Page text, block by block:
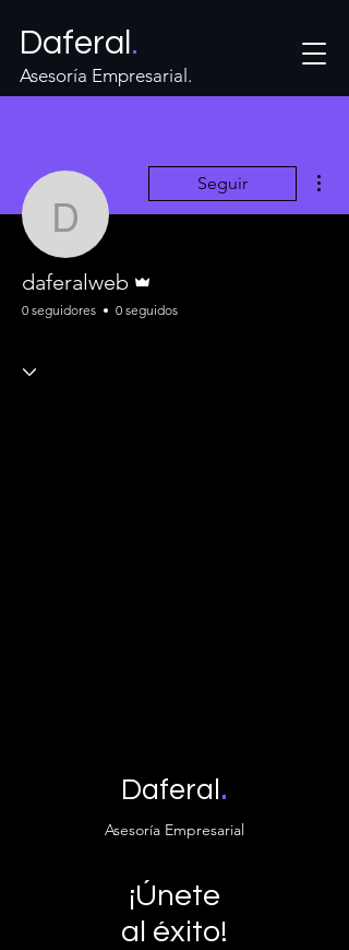
Daferal .
Asesoría Empresarial.
daferalweb
Seguir
daferalweb
0 seguidores 0 seguidos
Daferal .
Asesoría Empresarial
¡Únete
al éxito!